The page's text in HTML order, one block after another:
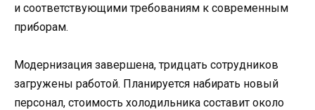
и соответствующими требованиям к современным
приборам.
Модернизация завершена, тридцать сотрудников
загружены работой. Планируется набирать новый
персонал, стоимость холодильника составит около